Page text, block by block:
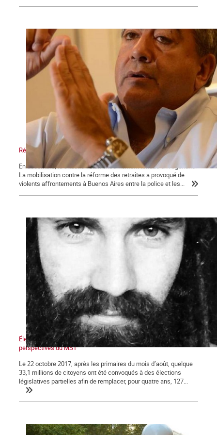
Réforme des retraites en Argentine : le bras de fer
En décembre, la situation était extrêmement tendue en Argentine.
La mobilisation contre la réforme des retraites a provoqué de
violents affrontements à Buenos Aires entre la police et les...
Élections en Argentine : La déroute du péronisme et les
perspectives du MST
Le 22 octobre 2017, après les primaires du mois d’août, quelque
33,1 millions de citoyens ont été convoqués à des élections
législatives partielles afin de remplacer, pour quatre ans, 127...